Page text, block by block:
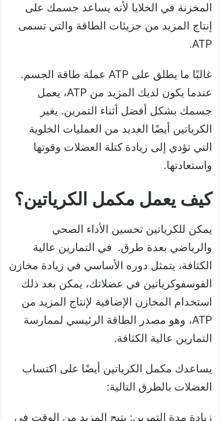
المخزنة في الخلايا لأنه يساعد جسمك على
إنتاج المزيد من جزيئات الطاقة والتي تسمى
ATP.
غالبًا ما يطلق على ATP عملة طاقة الجسم.
عندما يكون لديك المزيد من ATP، يعمل
جسمك بشكل أفضل أثناء التمرين. يغير
الكرياتين أيضًا العديد من العمليات الخلوية
التي تؤدي إلى زيادة كتلة العضلات وقوتها
واستعادتها.
كيف يعمل مكمل الكرياتين؟
يمكن للكرياتين تحسين الأداء الصحي
والرياضي بعدة طرق. في التمارين عالية
الكثافة، يتمثل دوره الأساسي في زيادة مخازن
الفوسفوكرياتين في عضلاتك، يمكن بعد ذلك
استخدام المخازن الإضافية لإنتاج المزيد من
ATP، وهو مصدر الطاقة الرئيسي لممارسة
التمارين عالية الكثافة.
يساعدك مكمل الكرياتين أيضًا على اكتساب
العضلات بالطرق التالية:
زيادة مدة التمرين: يتيح المزيد من الوقت في